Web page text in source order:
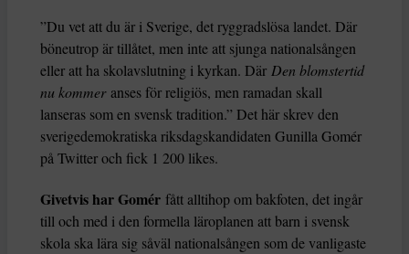
”Du vet att du är i Sverige, det ryggradslösa landet. Där
böneutrop är tillåtet, men inte att sjunga nationalsången
eller att ha skolavslutning i kyrkan. Där Den blomstertid
nu kommeranses för religiös, men ramadan skall
lanseras som en svensk tradition.” Det här skrev den
sverigedemokratiska riksdagskandidaten Gunilla Gomér
på Twitter och fick 1 200 likes.
Givetvis har Gomér fått alltihop om bakfoten, det ingår
till och med i den formella läroplanen att barn i svensk
skola ska lära sig såväl nationalsången som de vanligaste